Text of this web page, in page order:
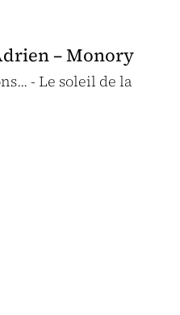
– Monory
- Le soleil de la